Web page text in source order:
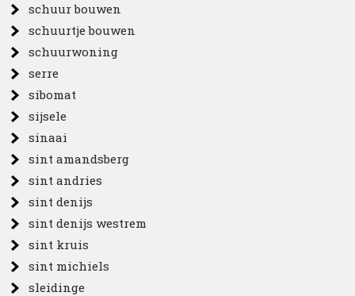
schuur bouwen
schuurtje bouwen
schuurwoning
serre
sibomat
sijsele
sinaai
sint amandsberg
sint andries
sint denijs
sint denijs westrem
sint kruis
sint michiels
sleidinge